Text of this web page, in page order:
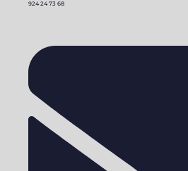
924 24 73 68